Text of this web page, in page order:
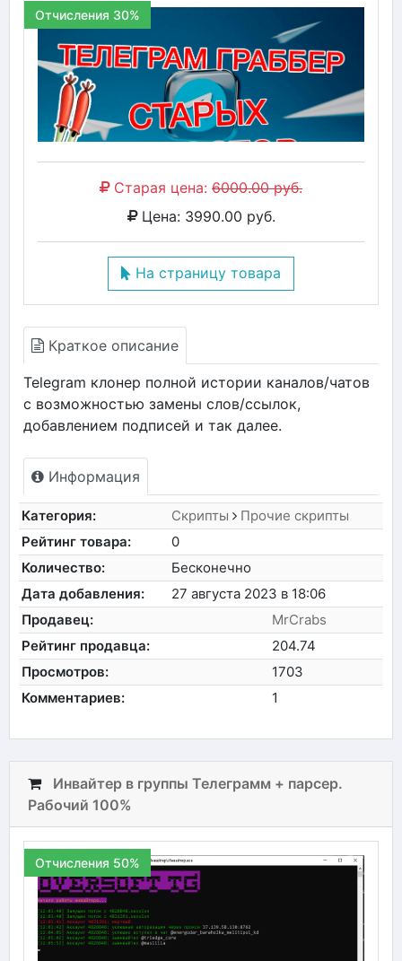
Отчисления 30%
Старая цена: 6000.00 руб.
Цена: 3990.00 руб.
На страницу товара
Краткое описание
Telegram клонер полной истории каналов/чатов
с возможностью замены слов/ссылок,
добавлением подписей и так далее.
Информация
Категория: Скрипты
Прочие скрипты
Рейтинг товара:
0
Количество:
Бесконечно
Дата добавления:
27 августа 2023 в 18:06
Продавец:
MrCrabs
Рейтинг продавца:
204.74
Просмотров:
1703
Комментариев:
1
Инвайтер в группы Телеграмм + парсер.
Рабочий 100%
Отчисления 50%